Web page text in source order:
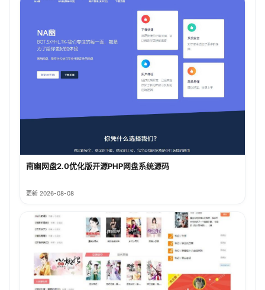
南幽网盘2.0优化版开源PHP网盘系统源码
更新 2026-08-08